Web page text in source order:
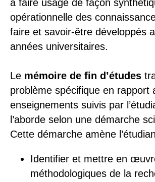
à faire usage de façon
opérationnelle des
faire et savoir-être développés
années universitaires.
Le mémoire de fin d’études
problème spécifique en rapport
enseignements suivis par
l’aborde selon une démarche
Cette démarche amène
Identifier et mettre en
méthodologiques de la